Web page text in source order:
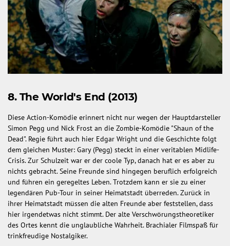
8. The World's End (2013)
Diese Action-Komödie erinnert nicht nur wegen der Hauptdarsteller
Simon Pegg und Nick Frost an die Zombie-Komödie "Shaun of the
Dead". Regie führt auch hier Edgar Wright und die Geschichte folgt
dem gleichen Muster: Gary (Pegg) steckt in einer veritablen Midlife-
Crisis. Zur Schulzeit war er der coole Typ, danach hat er es aber zu
nichts gebracht. Seine Freunde sind hingegen beruflich erfolgreich
und führen ein geregeltes Leben. Trotzdem kann er sie zu einer
legendären Pub-Tour in seiner Heimatstadt überreden. Zurück in
ihrer Heimatstadt müssen die alten Freunde aber feststellen, dass
hier irgendetwas nicht stimmt. Der alte Verschwörungstheoretiker
des Ortes kennt die unglaubliche Wahrheit. Brachialer Filmspaß für
trinkfreudige Nostalgiker.